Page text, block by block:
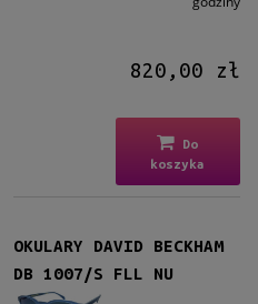
(6)
więcej
Gradacja
820,00 zł
Do
koszyka
OKULARY DAVID BECKHAM
DB 1007/S FLL NU